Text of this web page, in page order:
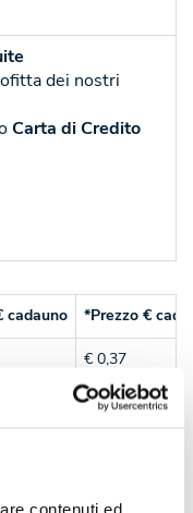
contenuti ed
dei nostri
Carta di Credito
cadauno *Prezzo €
€ 0,37
€ 0,27